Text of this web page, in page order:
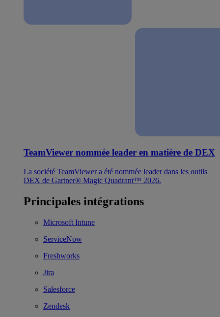
TeamViewer nommée leader en matière de DEX
La société TeamViewer a été nommée leader dans les outils
DEX de Gartner® Magic Quadrant™ 2026.
Principales intégrations
Microsoft Intune
ServiceNow
Freshworks
Jira
Salesforce
Zendesk